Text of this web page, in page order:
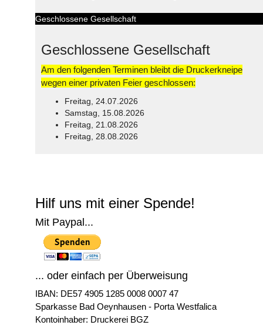
Geschlossene Gesellschaft
Geschlossene Gesellschaft
Am den folgenden Terminen bleibt die Druckerkneipe
wegen einer privaten Feier geschlossen:
Freitag, 24.07.2026
Samstag, 15.08.2026
Freitag, 21.08.2026
Freitag, 28.08.2026
Hilf uns mit einer Spende!
Mit Paypal...
... oder einfach per Überweisung
IBAN: DE57 4905 1285 0008 0007 47
Sparkasse Bad Oeynhausen - Porta Westfalica
Kontoinhaber: Druckerei BGZ